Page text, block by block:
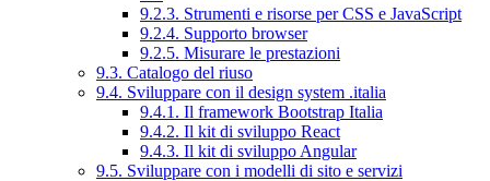
9.2.3. Strumenti e risorse per CSS e JavaScript
9.2.4. Supporto browser
9.2.5. Misurare le prestazioni
9.3. Catalogo del riuso
9.4. Sviluppare con il design system .italia
9.4.1. Il framework Bootstrap Italia
9.4.2. Il kit di sviluppo React
9.4.3. Il kit di sviluppo Angular
9.5. Sviluppare con i modelli di sito e servizi